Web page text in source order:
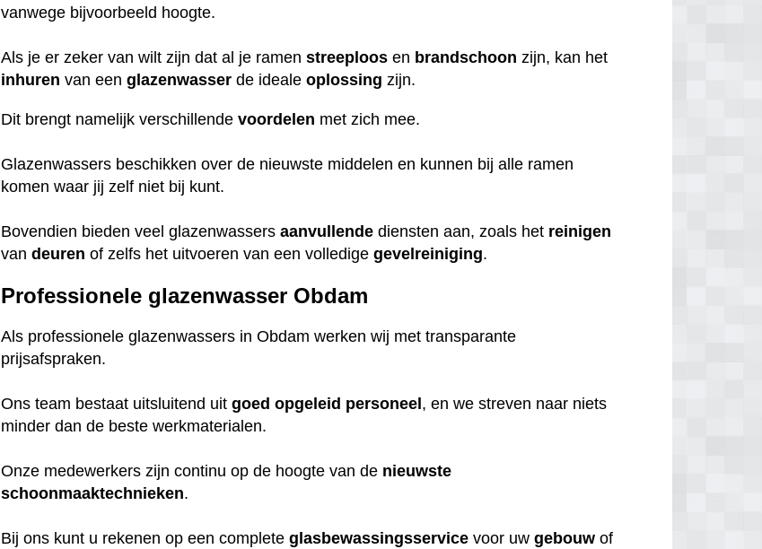
vanwege bijvoorbeeld hoogte.
Als je er zeker van wilt zijn dat al je ramenstreeploos en brandschoon zijn, kan het
inhuren van eenglazenwasser de idealeoplossing zijn.
Dit brengt namelijk verschillendevoordelen met zich mee.
Glazenwassers beschikken over de nieuwste middelen en kunnen bij alle ramen
komen waar jij zelf niet bij kunt.
Bovendien bieden veel glazenwassersaanvullende diensten aan, zoals het reinigen
vandeuren of zelfs het uitvoeren van een volledigegevelreiniging.
Professionele glazenwasser Obdam
Als professionele glazenwassers in Obdam werken wij met transparante
prijsafspraken.
Ons team bestaat uitsluitend uitgoed opgeleid personeel , en we streven naar niets
minder dan de beste werkmaterialen.
Onze medewerkers zijn continu op de hoogte van de nieuwste
schoonmaaktechnieken.
Bij ons kunt u rekenen op een completeglasbewassingsservice voor uwgebouw of